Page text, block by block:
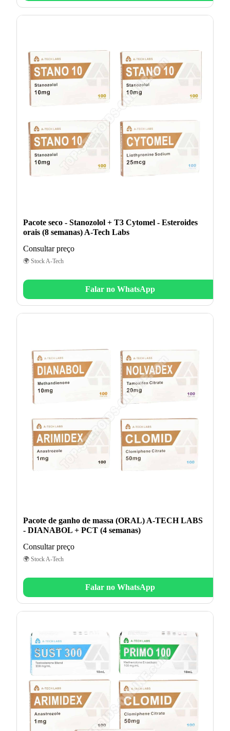
Pacote seco - Stanozolol + T3 Cytomel - Esteroides
orais (8 semanas) A-Tech Labs
Consultar preço
🌍 Stock A-Tech
Falar no WhatsApp
Pacote de ganho de massa (ORAL) A-TECH LABS
- DIANABOL + PCT (4 semanas)
Consultar preço
🌍 Stock A-Tech
Falar no WhatsApp